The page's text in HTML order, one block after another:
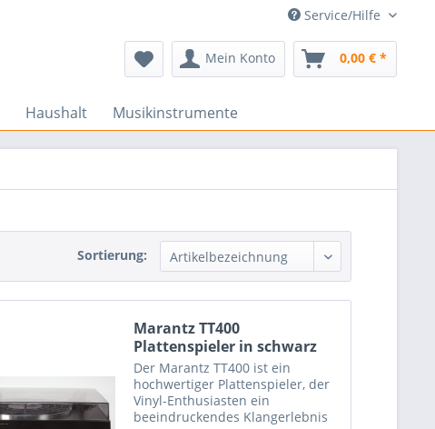
Service/Hilfe
Mein Konto 0,00 € *
Haushalt Musikinstrumente
Sortierung:
Marantz TT400
Plattenspieler in schwarz
Der Marantz TT400 ist ein
hochwertiger Plattenspieler, der
Vinyl-Enthusiasten ein
beeindruckendes Klangerlebnis